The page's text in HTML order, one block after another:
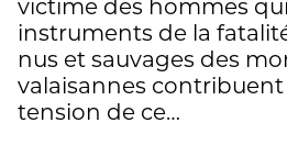
victime des hommes
instruments de la
nus et sauvages des
valaisannes
tension de ce…